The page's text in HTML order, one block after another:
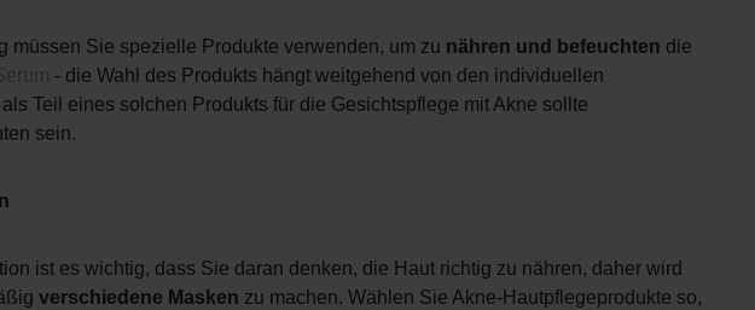
müssen Sie spezielle Produkte verwenden, um zu nähren und befeuchten die
- die Wahl des Produkts hängt weitgehend von den individuellen
Teil eines solchen Produkts für die Gesichtspflege mit Akne sollte
sein.
ist es wichtig, dass Sie daran denken, die Haut richtig zu nähren, daher wird
verschiedene Masken zu machen. Wählen Sie Akne-Hautpflegeprodukte so,